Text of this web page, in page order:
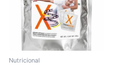
Nutricional